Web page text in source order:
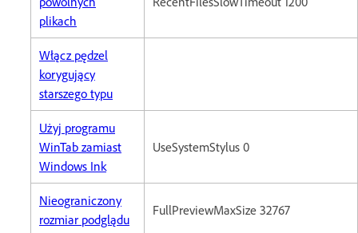
plikach
Włącz pędzel
korygujący
starszego typu
Użyj programu
WinTab zamiast
Windows Ink
UseSystemStylus 0
Nieograniczony
rozmiar podglądu
FullPreviewMaxSize 32767